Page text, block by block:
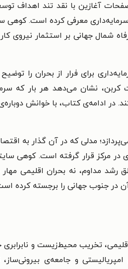
آغازین با نقد تند اهداف
معرفی کرده است. کوهی
شمال جهانی بر استثمار
برای فرار از بحران را توضیح
نشان می‌دهد هر بار که
در ادامه‌ی کتاب، با خوانش
مدلی که در آن گذار به
در مرکز قرار گرفته است. کوهی
مداوم، نه بحران اقلیمی مهار
در جنوب جهانی را برجسته کرده
تخریب محیط‌زیست و نابرابری
و جامعه‌ی